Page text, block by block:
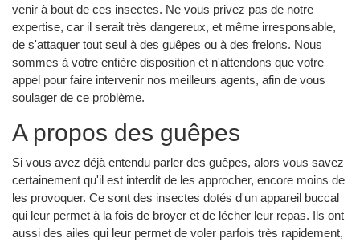
venir à bout de ces insectes. Ne vous privez pas de notre
expertise, car il serait très dangereux, et même irresponsable,
de s'attaquer tout seul à des guêpes ou à des frelons. Nous
sommes à votre entière disposition et n'attendons que votre
appel pour faire intervenir nos meilleurs agents, afin de vous
soulager de ce problème.
A propos des guêpes
Si vous avez déjà entendu parler des guêpes, alors vous savez
certainement qu'il est interdit de les approcher, encore moins de
les provoquer. Ce sont des insectes dotés d'un appareil buccal
qui leur permet à la fois de broyer et de lécher leur repas. Ils ont
aussi des ailes qui leur permet de voler parfois très rapidement,